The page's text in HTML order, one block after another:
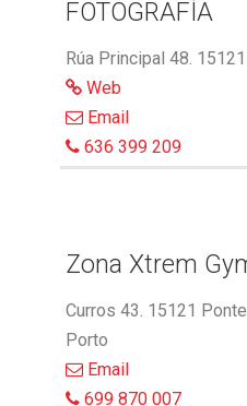
FOTOGRAFÍA
Rúa Principal 48.
Web
Email
636 399 209
Zona Xtrem
Curros 43. 15121
Porto
Email
699 870 007